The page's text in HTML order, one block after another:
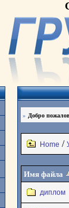
» Добро
Home /
Имя файла
диплом